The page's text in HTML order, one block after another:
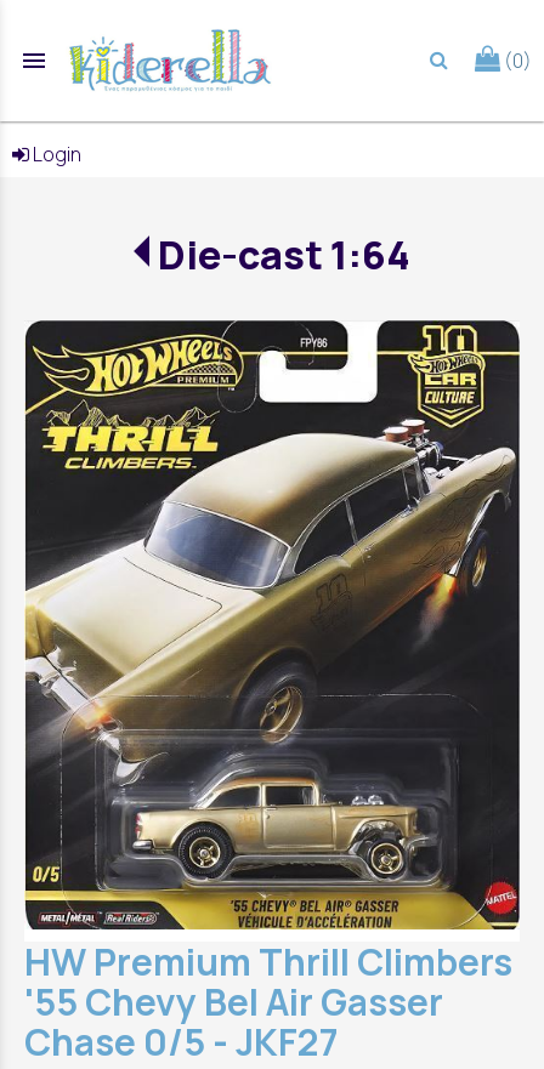
menu (0)
Login
Die-cast 1:64
HW Premium Thrill Climbers
'55 Chevy Bel Air Gasser
Chase 0/5 - JKF27